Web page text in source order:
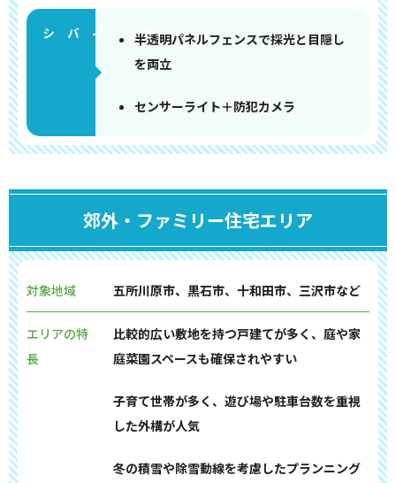
半透明パネルフェンスで採光と目隠し
を両立
センサーライト＋防犯カメラ
郊外・ファミリー住宅エリア
対象地域 五所川原市、黒石市、十和田市、三沢市など
エリアの特
長
比較的広い敷地を持つ戸建てが多く、庭や家
庭菜園スペースも確保されやすい
子育て世帯が多く、遊び場や駐車台数を重視
した外構が人気
冬の積雪や除雪動線を考慮したプランニング